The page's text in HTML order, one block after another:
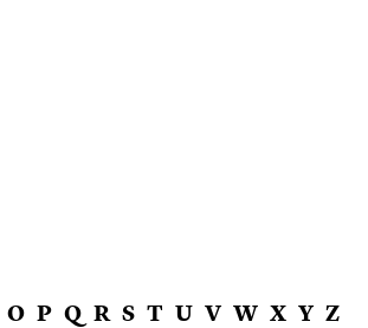
O P Q R S T U V W X Y Z